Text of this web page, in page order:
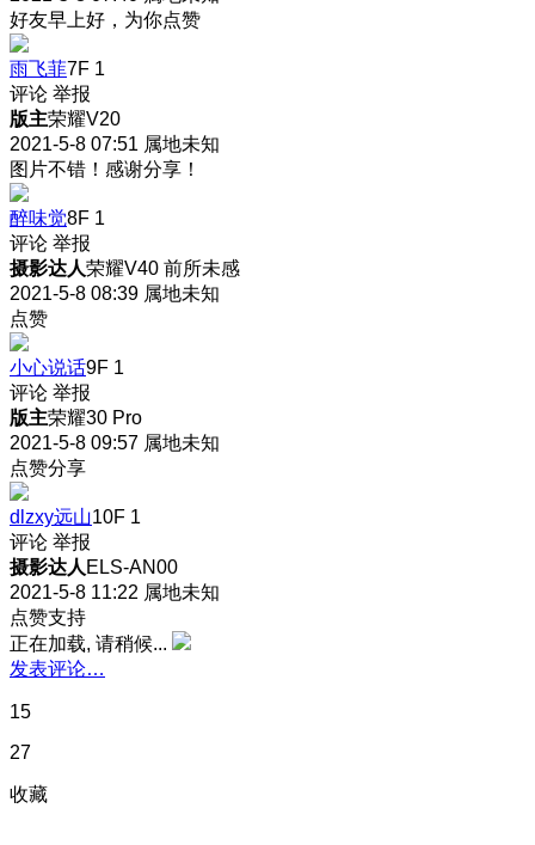
好友早上好，为你点赞
雨飞菲7F 1
评论 举报
版主荣耀V20
2021-5-8 07:51 属地未知
图片不错！感谢分享！
醉味觉8F 1
评论 举报
摄影达人荣耀V40 前所未感
2021-5-8 08:39 属地未知
点赞
小心说话9F 1
评论 举报
版主荣耀30 Pro
2021-5-8 09:57 属地未知
点赞分享
dlzxy远山10F 1
评论 举报
摄影达人 ELS-AN00
2021-5-8 11:22 属地未知
点赞支持
正在加载, 请稍候...
发表评论…
15
27
收藏